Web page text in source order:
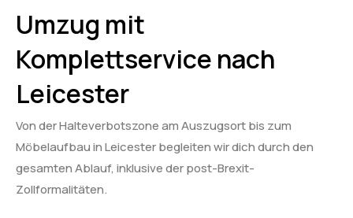
Umzug mit
Komplettservice nach
Leicester
Von der Halteverbotszone am Auszugsort bis zum
Möbelaufbau in Leicester begleiten wir dich durch den
gesamten Ablauf, inklusive der post-Brexit-
Zollformalitäten.